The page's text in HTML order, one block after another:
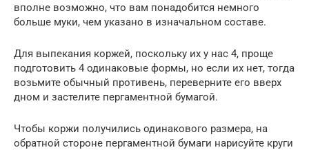
вполне возможно, что вам понадобится немного
больше муки, чем указано в изначальном составе.
Для выпекания коржей, поскольку их у нас 4, проще
подготовить 4 одинаковые формы, но если их нет, тогда
возьмите обычный противень, переверните его вверх
дном и застелите пергаментной бумагой.
Чтобы коржи получились одинакового размера, на
обратной стороне пергаментной бумаги нарисуйте круги